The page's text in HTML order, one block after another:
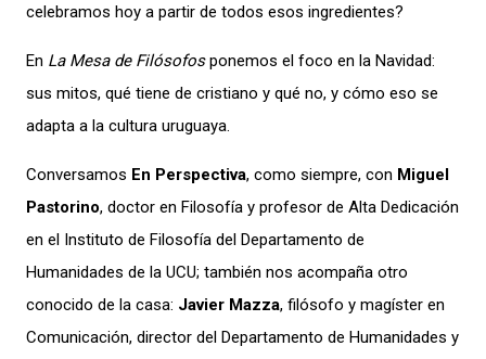
celebramos hoy a partir de todos esos ingredientes?
En La Mesa de Filósofosponemos el foco en la Navidad:
sus mitos, qué tiene de cristiano y qué no, y cómo eso se
adapta a la cultura uruguaya.
Conversamos En Perspectiva, como siempre, con Miguel
Pastorino, doctor en Filosofía y profesor de Alta Dedicación
en el Instituto de Filosofía del Departamento de
Humanidades de la UCU; también nos acompaña otro
conocido de la casa: Javier Mazza, filósofo y magíster en
Comunicación, director del Departamento de Humanidades y